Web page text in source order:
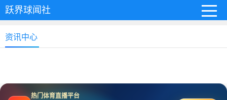
跃界球闻社
资讯中心
热门体育直播平台